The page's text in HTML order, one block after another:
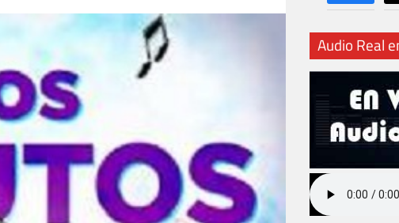
Audio Real